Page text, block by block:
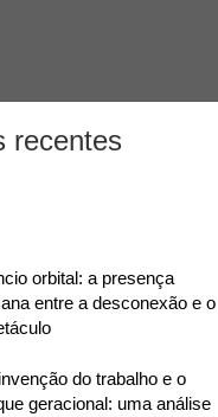
recentes
orbital: a presença
entre a desconexão e o
do trabalho e o
geracional: uma análise